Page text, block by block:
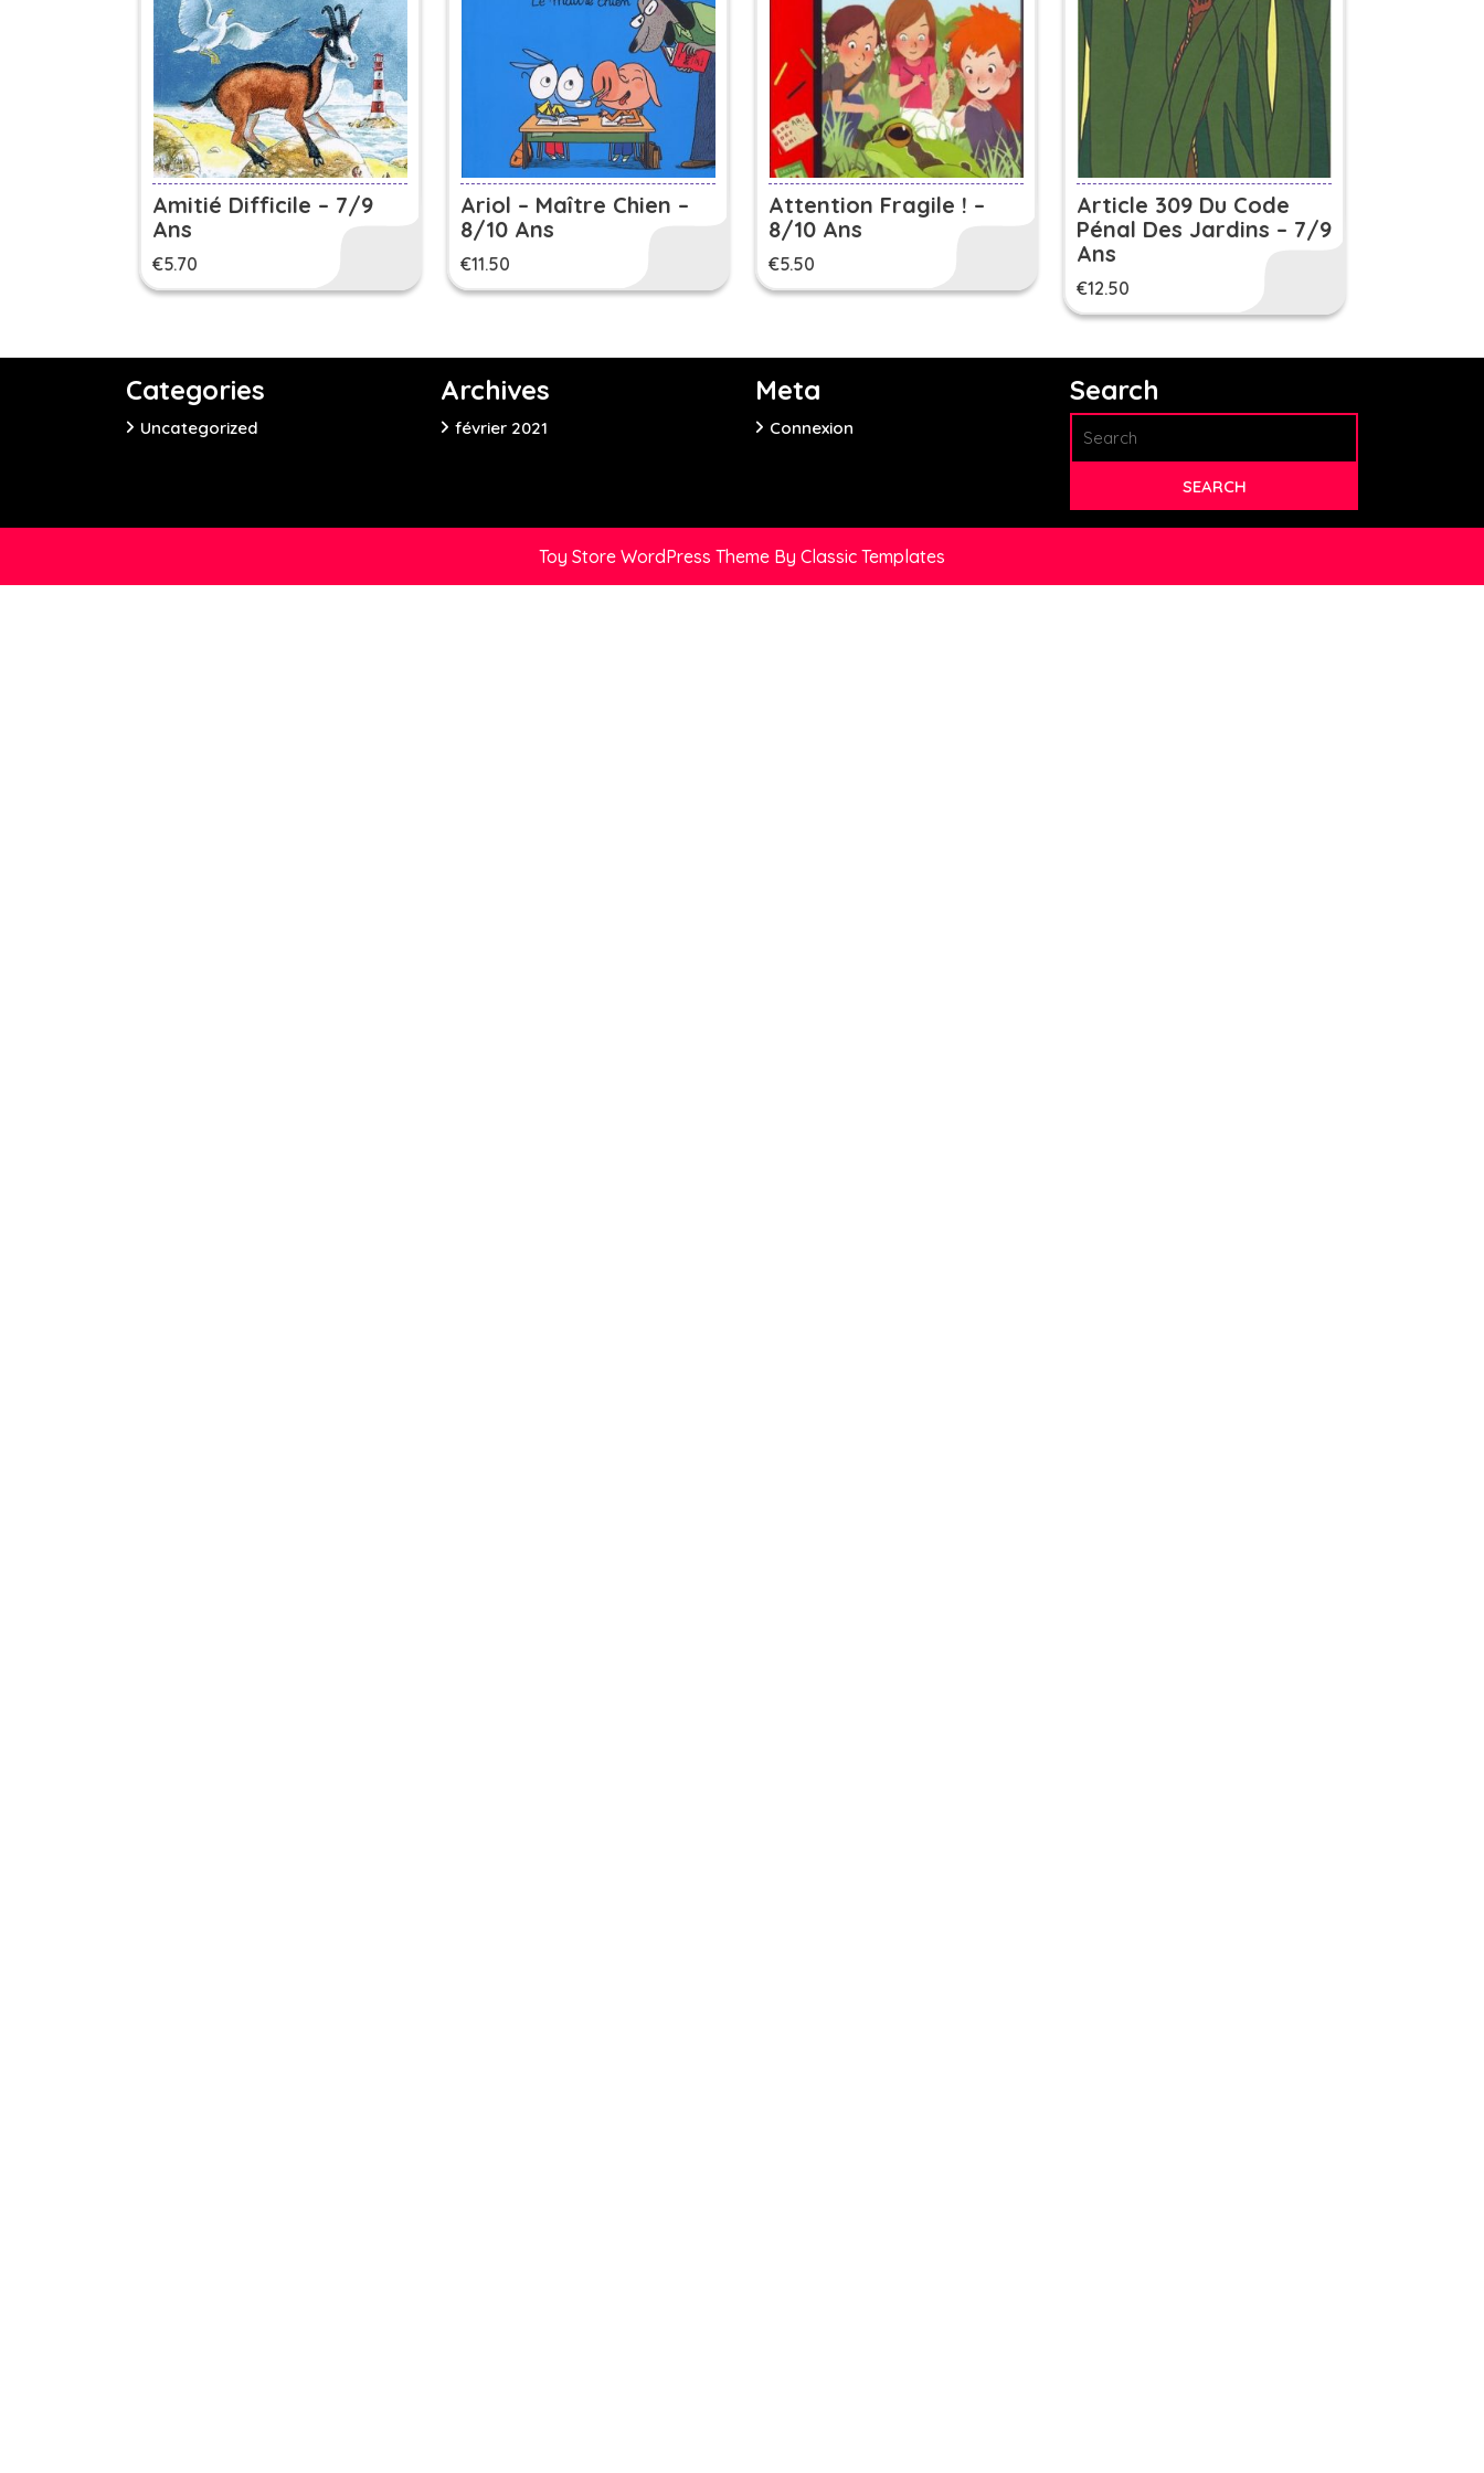
Amitié Difficile – 7/9
Ans
€5.70
Ariol – Maître Chien –
8/10 Ans
€11.50
Attention Fragile ! –
8/10 Ans
€5.50
Article 309 Du Code
Pénal Des Jardins – 7/9
Ans
€12.50
Categories
Uncategorized
Archives
février 2021
Meta
Connexion
Search
Toy Store WordPress Theme By Classic Templates